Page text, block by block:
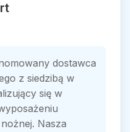
dostawca
z siedzibą w
się w
Nasza